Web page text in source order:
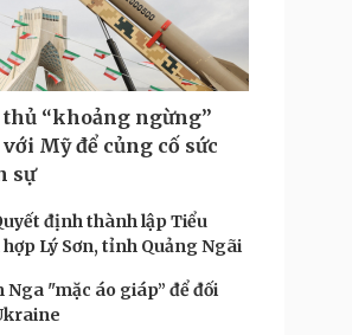
Tin Công nghệ
Trải nghiệm
Chuyển đổi số
Podcast
Câu chuyện thời sự
Cửa sổ tình yêu
Kể chuyện cho bé
Hạt giống tâm hồn
“khoảng ngừng”
Mỹ để củng cố sức
sự
định thành lập Tiểu
Lý Sơn, tỉnh Quảng Ngãi
Nga "mặc áo giáp” để đối